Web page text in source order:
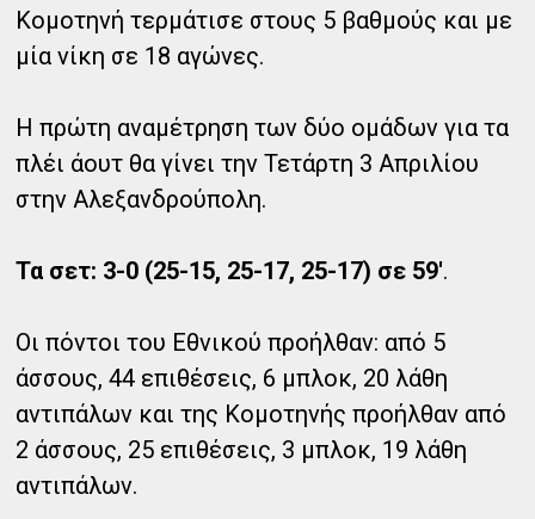
Κομοτηνή τερμάτισε στους 5 βαθμούς και με
μία νίκη σε 18 αγώνες.
Η πρώτη αναμέτρηση των δύο ομάδων για τα
πλέι άουτ θα γίνει την Τετάρτη 3 Απριλίου
στην Αλεξανδρούπολη.
Τα σετ: 3-0 (25-15, 25-17, 25-17) σε 59'.
Οι πόντοι του Εθνικού προήλθαν: από 5
άσσους, 44 επιθέσεις, 6 μπλοκ, 20 λάθη
αντιπάλων και της Κομοτηνής προήλθαν από
2 άσσους, 25 επιθέσεις, 3 μπλοκ, 19 λάθη
αντιπάλων.